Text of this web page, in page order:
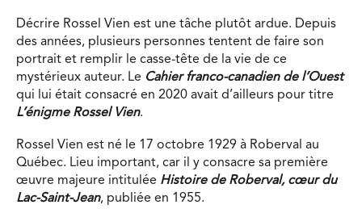
Décrire Rossel Vien est une tâche plutôt ardue. Depuis
des années, plusieurs personnes tentent de faire son
portrait et remplir le casse-tête de la vie de ce
mystérieux auteur. Le Cahier franco-canadien de l’Ouest
qui lui était consacré en 2020 avait d’ailleurs pour titre
L’énigme Rossel Vien.
Rossel Vien est né le 17 octobre 1929 à Roberval au
Québec. Lieu important, car il y consacre sa première
œuvre majeure intitulée Histoire de Roberval, cœur du
Lac-Saint-Jean, publiée en 1955.